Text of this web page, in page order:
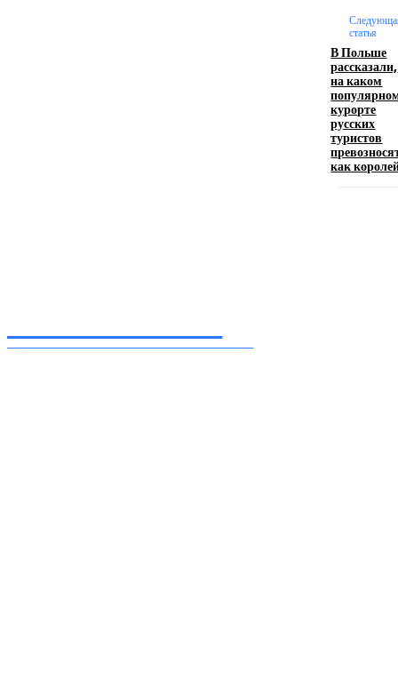
логотипом: эффективный инструмент бренда
Девушка в бокале: легендарный номер бурлеска
статья
В Польше
рассказали,
на каком
курорте
русских
туристов
как